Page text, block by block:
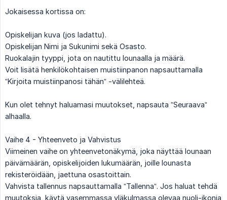
Jokaisessa kortissa on:
Opiskelijan kuva (jos ladattu).
Opiskelijan Nimi ja Sukunimi sekä Osasto.
Ruokalajin tyyppi, jota on nautittu lounaalla ja määrä.
Voit lisätä henkilökohtaisen muistiinpanon napsauttamalla
”Kirjoita muistiinpanosi tähän” -välilehteä.
Kun olet tehnyt haluamasi muutokset, napsauta ”Seuraava”
alhaalla.
Vaihe 4 - Yhteenveto ja Vahvistus
Viimeinen vaihe on yhteenvetonäkymä, joka näyttää lounaan
päivämäärän, opiskelijoiden lukumäärän, joille lounasta
rekisteröidään, jaettuna osastoittain.
Vahvista tallennus napsauttamalla ”Tallenna”. Jos haluat tehdä
muutoksia, käytä vasemmassa yläkulmassa olevaa nuoli-ikonia